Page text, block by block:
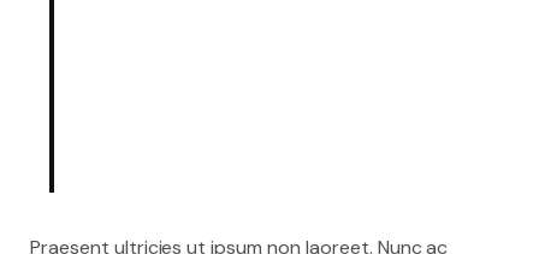
Praesent ultricies ut ipsum non laoreet. Nunc ac